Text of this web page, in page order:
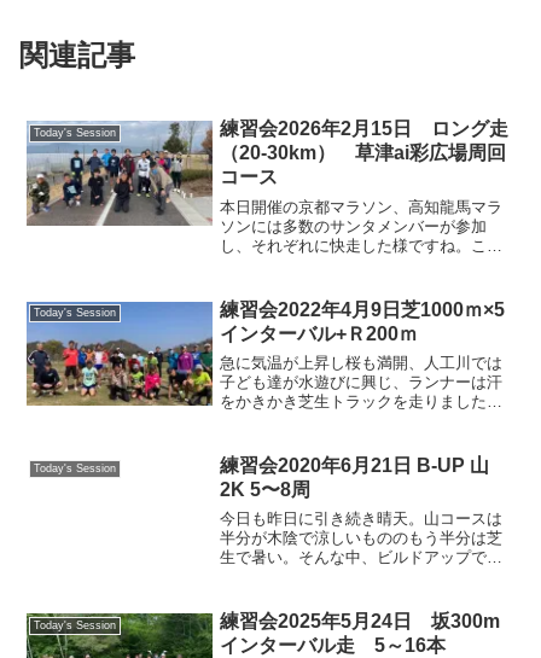
関連記事
Today's Session
練習会2026年2月15日 ロング走
（20-30km） 草津ai彩広場周回
コース
本日開催の京都マラソン、高知龍馬マラ
ソンには多数のサンタメンバーが参加
し、それぞれに快走した様ですね。ここ
念入りに走り込みました。また、びわ湖
マラソン初挑戦のニ...
Today's Session
練習会2022年4月9日芝1000ｍ×5
インターバル+Ｒ200ｍ
急に気温が上昇し桜も満開、人工川では
子ども達が水遊びに興じ、ランナーは汗
をかきかき芝生トラックを走りました。
られて走りにくく感じましたが、皆さん
元気に力走しました。今日...
Today's Session
練習会2020年6月21日 B-UP 山
2K 5〜8周
今日も昨日に引き続き晴天。山コースは
半分が木陰で涼しいもののもう半分は芝
生で暑い。そんな中、ビルドアップで
Today's Session
練習会2025年5月24日 坂300m
インターバル走 5～16本